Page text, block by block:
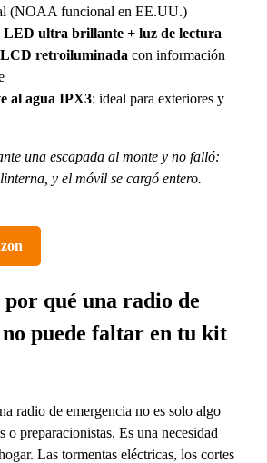
(NOAA funcional en EE.UU.)
ultra brillante + luz de lectura
retroiluminada con información
al agua IPX3: ideal para exteriores y
una escapada al monte y no falló:
y el móvil se cargó entero.
qué una radio de
puede faltar en tu kit
radio de emergencia no es solo algo
o preparacionistas. Es una necesidad
Las tormentas eléctricas, los cortes